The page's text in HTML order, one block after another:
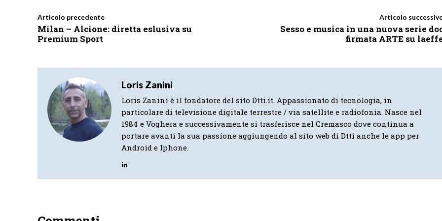
Articolo precedente
Milan – Alcione: diretta eslusiva su
Premium Sport
Articolo
Sesso e musica in una nuova serie
firmata ARTE su
Loris Zanini
Loris Zanini è il fondatore del sito Dtti.it. Appassionato di tecnologia, in
particolare di televisione digitale terrestre / via satellite e radiofonia. Nasce nel
1984 e Voghera e successivamente si trasferisce nel Cremasco dove continua a
portare avanti la sua passione aggiungendo al sito web di Dtti anche le app per
Android e Iphone.